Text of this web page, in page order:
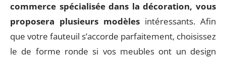
commerce spécialisée dans la décoration, vous
proposera plusieurs modèles intéressants. Afin
que votre fauteuil s’accorde parfaitement, choisissez
le de forme ronde si vos meubles ont un design